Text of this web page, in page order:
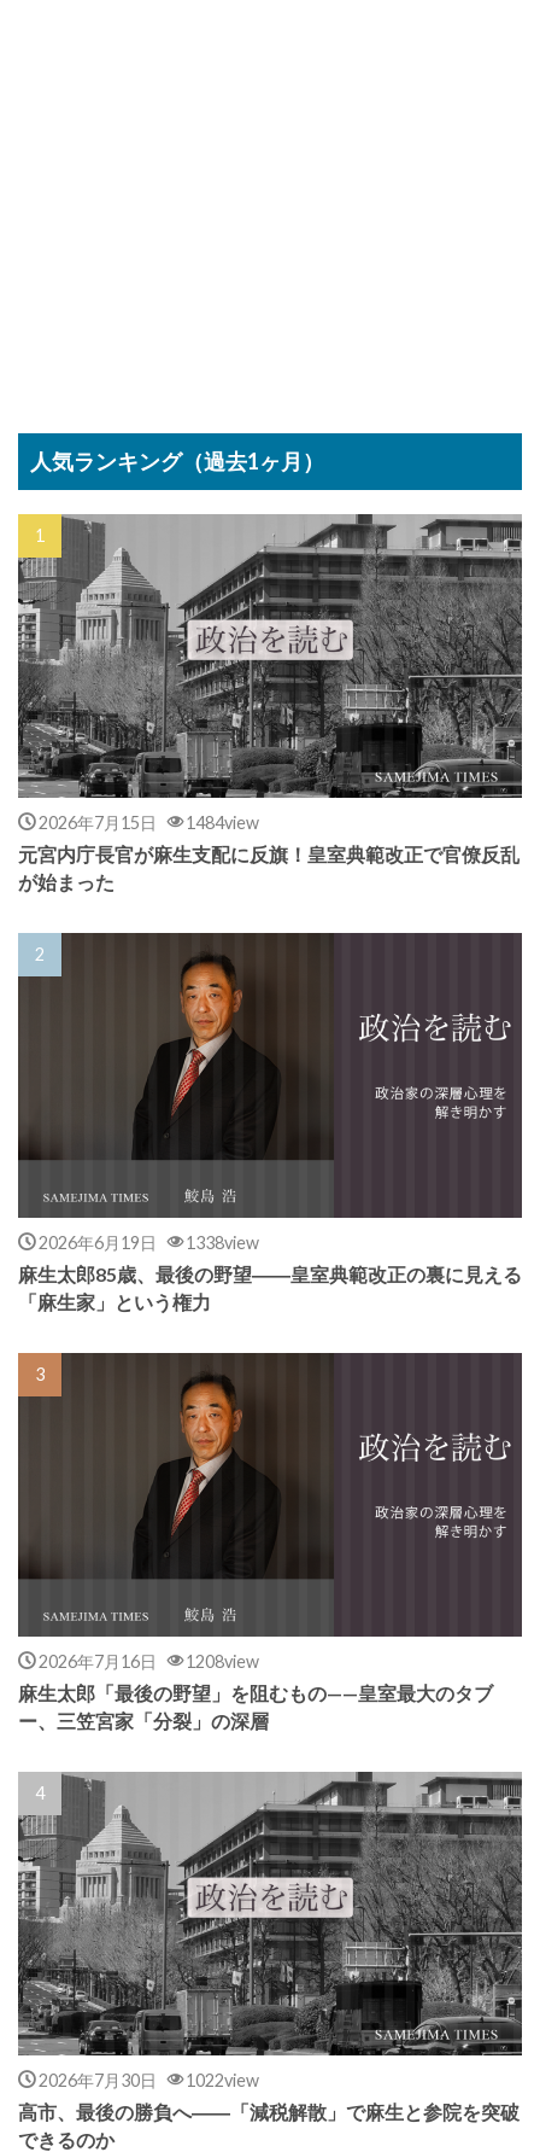
人気ランキング（過去1ヶ月）
2026年7月15日 1484view
元宮内庁長官が麻生支配に反旗！皇室典範改正で官僚反乱
が始まった
2026年6月19日 1338view
麻生太郎85歳、最後の野望――皇室典範改正の裏に見える
「麻生家」という権力
2026年7月16日 1208view
麻生太郎「最後の野望」を阻むもの——皇室最大のタブ
ー、三笠宮家「分裂」の深層
2026年7月30日 1022view
高市、最後の勝負へ――「減税解散」で麻生と参院を突破
できるのか